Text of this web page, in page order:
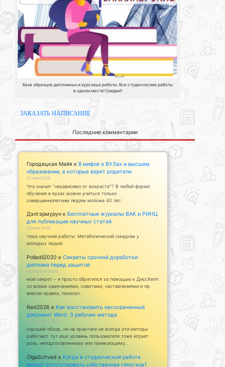
База образцов дипломных и курсовых работы. Все студенческие работы
в одном месте! Скидки!!
ЗАКАЗАТЬ НАПИСАНИЕ
Последние комментарии
Городецкая Майя к 8 мифов о ВУЗах и высшем
образовании, в которые верят родители
31 мая 2026
Что значит "независимо от возраста"? В любой форме
обучения в вузах можно учиться только
совершеннолетним людям моложе 40 лет.
Дэлгэрмурун к Бесплатные журналы ВАК и РИНЦ
для публикации научных статей
28 мая 2026
тема научной работы: Метаболический синдром у
молодых людей
Polladii2020 к Секреты срочной доработки
диплома перед защитой
28 апреля 2026
мой секрет – я просто обратился за помощью к ДиссХелп
со всеми замечаниями, советами, наставлениями и пр.
внесли правки, показал…
Red2026 к Как восстановить несохраненный
документ Word: 3 рабочих метода
23 апреля 2026
хороший обзор, но на практике не всегда эти методы
работают. тут еще уровень пользователя тоже играет
роль. неподготовленному или паникующему…
OlgaSchved к Когда в студенческой работе
может отсутствовать собственная гипотеза?